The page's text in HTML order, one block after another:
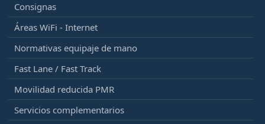
Consignas
Áreas WiFi - Internet
Normativas equipaje de mano
Fast Lane / Fast Track
Movilidad reducida PMR
Servicios complementarios